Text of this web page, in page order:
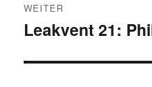
WEITER
Nächster
Leakvent 21: